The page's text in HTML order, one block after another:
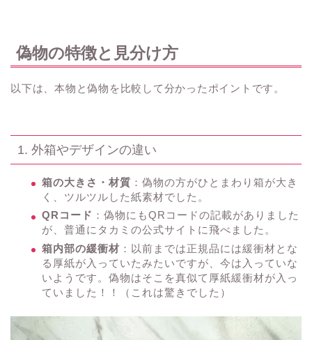
偽物の特徴と見分け方
以下は、本物と偽物を比較して分かったポイントです。
1. 外箱やデザインの違い
箱の大きさ・材質 ：偽物の方がひとまわり箱が大き
く、ツルツルした紙素材でした。
QRコード ：偽物にもQRコードの記載がありました
が、普通にタカミの公式サイトに飛べました。
箱内部の緩衝材 ：以前までは正規品には緩衝材とな
る厚紙が入っていたみたいですが、今は入っていな
いようです。偽物はそこを真似て厚紙緩衝材が入っ
ていました！！（これは驚きでした）